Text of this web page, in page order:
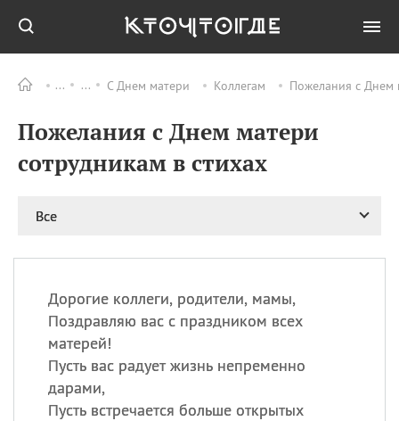
С Днем матери Коллегам Пожелания с Днем
Пожелания с Днем матери
сотрудникам в стихах
Все
Дорогие коллеги, родители, мамы,
Поздравляю вас с праздником всех
матерей!
Пусть вас радует жизнь непременно
дарами,
Пусть встречается больше открытых
ПРАЗДНИКИ Все
08.08 День «Счастье
случается» (Happiness
Happens Day)
великомученика
покровителя всех
врачей и целителя
09.08 День книголюбов (Book
Lovers Day)